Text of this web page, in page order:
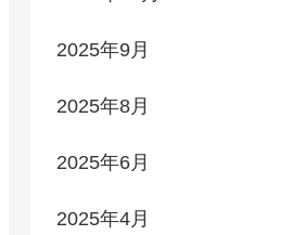
2025年9月
2025年8月
2025年6月
2025年4月